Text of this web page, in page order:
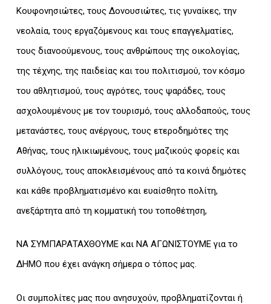
Κουφονησιώτες, τους Δονουσιώτες, τις γυναίκες, την
νεολαία, τους εργαζόμενους και τους επαγγελματίες,
τους διανοούμενους, τους ανθρώπους της οικολογίας,
της τέχνης, της παιδείας και του πολιτισμού, τον κόσμο
του αθλητισμού, τους αγρότες, τους ψαράδες, τους
ασχολουμένους με τον τουρισμό, τους αλλοδαπούς, τους
μετανάστες, τους ανέργους, τους ετεροδημότες της
Αθήνας, τους ηλικιωμένους, τους μαζικούς φορείς και
συλλόγους, τους αποκλεισμένους από τα κοινά δημότες
και κάθε προβληματισμένο και ευαίσθητο πολίτη,
ανεξάρτητα από τη κομματική του τοποθέτηση,
ΝΑ ΣΥΜΠΑΡΑΤΑΧΘΟΥΜΕ και ΝΑ ΑΓΩΝΙΣΤΟΥΜΕ για το
ΔΗΜΟ που έχει ανάγκη σήμερα ο τόπος μας.
Οι συμπολίτες μας που ανησυχούν, προβληματίζονται ή